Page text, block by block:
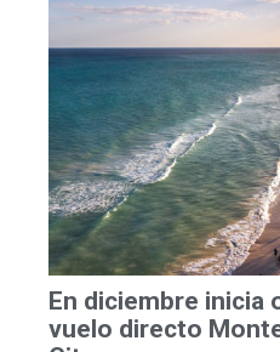
En diciembre inicia
vuelo directo